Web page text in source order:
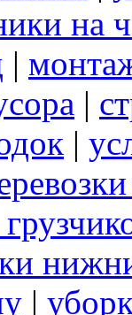
на
|
|
|
|